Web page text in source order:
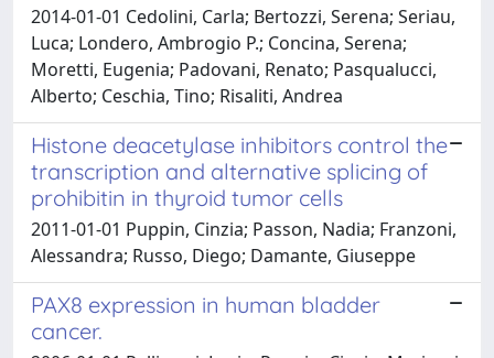
2014-01-01 Cedolini, Carla; Bertozzi, Serena; Seriau,
Luca; Londero, Ambrogio P.; Concina, Serena;
Moretti, Eugenia; Padovani, Renato; Pasqualucci,
Alberto; Ceschia, Tino; Risaliti, Andrea
Histone deacetylase inhibitors control the
transcription and alternative splicing of
prohibitin in thyroid tumor cells
2011-01-01 Puppin, Cinzia; Passon, Nadia; Franzoni,
Alessandra; Russo, Diego; Damante, Giuseppe
PAX8 expression in human bladder
cancer.